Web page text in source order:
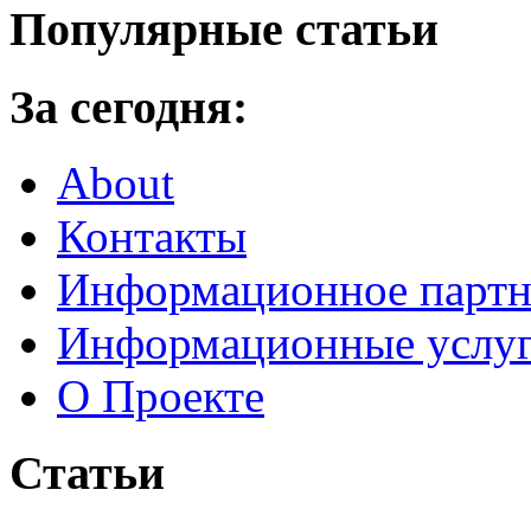
Популярные статьи
За сегодня:
About
Контакты
Информационное
Информационные
О Проекте
Статьи